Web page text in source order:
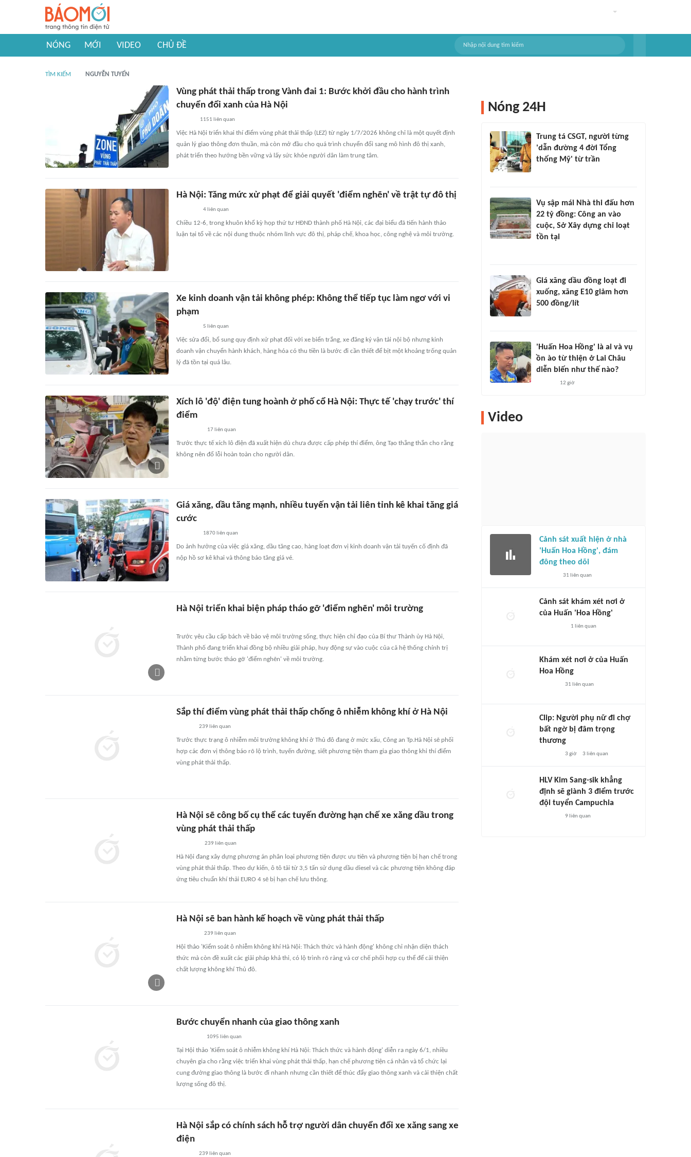
NÓNG MỚI VIDEO CHỦ ĐỀ
TÌM KIẾM NGUYỄN TUYỂN
Vùng phát thải thấp trong Vành đai 1: Bước khởi đầu cho hành trình
chuyển đổi xanh của Hà Nội
1151 liên quan
Việc Hà Nội triển khai thí điểm vùng phát thải thấp (LEZ) từ ngày 1/7/2026 không chỉ là một quyết định
quản lý giao thông đơn thuần, mà còn mở đầu cho quá trình chuyển đổi sang mô hình đô thị xanh,
phát triển theo hướng bền vững và lấy sức khỏe người dân làm trung tâm.
Hà Nội: Tăng mức xử phạt để giải quyết 'điểm nghẽn' về trật tự đô thị
4liên quan
Chiều 12-6, trong khuôn khổ kỳ họp thứ tư HĐND thành phố Hà Nội, các đại biểu đã tiến hành thảo
luận tại tổ về các nội dung thuộc nhóm lĩnh vực đô thị, pháp chế, khoa học, công nghệ và môi trường.
Xe kinh doanh vận tải không phép: Không thể tiếp tục làm ngơ với vi
phạm
5 liên quan
Việc sửa đổi, bổ sung quy định xử phạt đối với xe biển trắng, xe đăng ký vận tải nội bộ nhưng kinh
doanh vận chuyển hành khách, hàng hóa có thu tiền là bước đi cần thiết để bịt một khoảng trống quản
lý đã tồn tại quá lâu.
Xích lô 'độ' điện tung hoành ở phố cổ Hà Nội: Thực tế 'chạy trước' thí
điểm
17 liên quan
Trước thực tế xích lô điện đã xuất hiện dù chưa được cấp phép thí điểm, ông Tạo thẳng thắn cho rằng
không nên đổ lỗi hoàn toàn cho người dân.
Giá xăng, dầu tăng mạnh, nhiều tuyến vận tải liên tỉnh kê khai tăng giá
cước
1870liên quan
Do ảnh hưởng của việc giá xăng, dầu tăng cao, hàng loạt đơn vị kinh doanh vận tải tuyến cố định đã
nộp hồ sơ kê khai và thông báo tăng giá vé.
Hà Nội triển khai biện pháp tháo gỡ 'điểm nghẽn' môi trường
Trước yêu cầu cấp bách về bảo vệ môi trường sống, thực hiện chỉ đạo của Bí thư Thành ủy Hà Nội,
Thành phố đang triển khai đồng bộ nhiều giải pháp, huy động sự vào cuộc của cả hệ thống chính trị
nhằm từng bước tháo gỡ 'điểm nghẽn' về môi trường.
Sắp thí điểm vùng phát thải thấp chống ô nhiễm không khí ở Hà Nội
239 liên quan
Trước thực trạng ô nhiễm môi trường không khí ở Thủ đô đang ở mức xấu, Công an Tp.Hà Nội sẽ phối
hợp các đơn vị thông báo rõ lộ trình, tuyến đường, siết phương tiện tham gia giao thông khi thí điểm
vùng phát thải thấp.
Hà Nội sẽ công bố cụ thể các tuyến đường hạn chế xe xăng dầu trong
vùng phát thải thấp
239 liên quan
Hà Nội đang xây dựng phương án phân loại phương tiện được ưu tiên và phương tiện bị hạn chế trong
vùng phát thải thấp. Theo dự kiến, ô tô tải từ 3,5 tấn sử dụng dầu diesel và các phương tiện không đáp
ứng tiêu chuẩn khí thải EURO 4 sẽ bị hạn chế lưu thông.
Hà Nội sẽ ban hành kế hoạch về vùng phát thải thấp
239 liên quan
Hội thảo 'Kiểm soát ô nhiễm không khí Hà Nội: Thách thức và hành động' không chỉ nhận diện thách
thức mà còn đề xuất các giải pháp khả thi, có lộ trình rõ ràng và cơ chế phối hợp cụ thể để cải thiện
chất lượng không khí Thủ đô.
Bước chuyển nhanh của giao thông xanh
1095 liên quan
Tại Hội thảo 'Kiểm soát ô nhiễm không khí Hà Nội: Thách thức và hành động' diễn ra ngày 6/1, nhiều
chuyên gia cho rằng việc triển khai vùng phát thải thấp, hạn chế phương tiện cá nhân và tổ chức lại
cung đường giao thông là bước đi nhanh nhưng cần thiết để thúc đẩy giao thông xanh và cải thiện chất
lượng sống đô thị.
Hà Nội sắp có chính sách hỗ trợ người dân chuyển đổi xe xăng sang xe
điện
239 liên quan
Nóng 24H
Trung tá CSGT, người từng
'dẫn đường 4 đời Tổng
thống Mỹ' từ trần
Vụ sập mái Nhà thi đấu hơn
22 tỷ đồng: Công an vào
cuộc, Sở Xây dựng chỉ loạt
tồn tại
Giá xăng dầu đồng loạt đi
xuống, xăng E10 giảm hơn
500 đồng/lít
'Huấn Hoa Hồng' là ai và vụ
ồn ào từ thiện ở Lai Châu
diễn biến như thế nào?
12 giờ
Video
Cảnh sát xuất hiện ở nhà
'Huấn Hoa Hồng', đám
đông theo dõi
31 liên quan
Cảnh sát khám xét nơi ở
của Huấn 'Hoa Hồng'
1 liên quan
Khám xét nơi ở của Huấn
Hoa Hồng
31 liên quan
Clip: Người phụ nữ đi chợ
bất ngờ bị đâm trọng
thương
3 giờ 3 liên quan
HLV Kim Sang-sik khẳng
định sẽ giành 3 điểm trước
đội tuyển Campuchia
9 liên quan